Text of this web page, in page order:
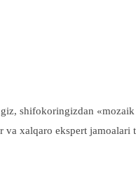
shifokoringizdan
xalqaro ekspert